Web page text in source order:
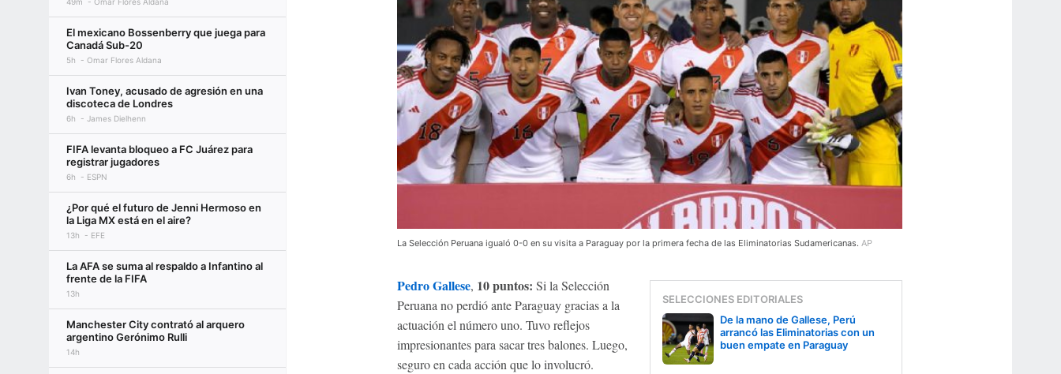
El mexicano Bossenberry que juega para
Canadá Sub-20
5h Omar Flores Aldana
Ivan Toney, acusado de agresión en una
discoteca de Londres
6h James Dielhenn
FIFA levanta bloqueo a FC Juárez para
registrar jugadores
6h ESPN
¿Por qué el futuro de Jenni Hermoso en
la Liga MX está en el aire?
13h EFE
La AFA se suma al respaldo a Infantino al
frente de la FIFA
13h
Manchester City contrató al arquero
argentino Gerónimo Rulli
14h
La Selección Peruana igualó 0-0 en su visita a Paraguay por la primera fecha de las Eliminatorias Sudamericanas. AP
SELECCIONES EDITORIALES
De la mano de Gallese, Perú
arrancó las Eliminatorias con un
buen empate en Paraguay
Pedro Gallese, 10 puntos: Si la Selección
Peruana no perdió ante Paraguay gracias a la
actuación el número uno. Tuvo reflejos
impresionantes para sacar tres balones. Luego,
seguro en cada acción que lo involucró.